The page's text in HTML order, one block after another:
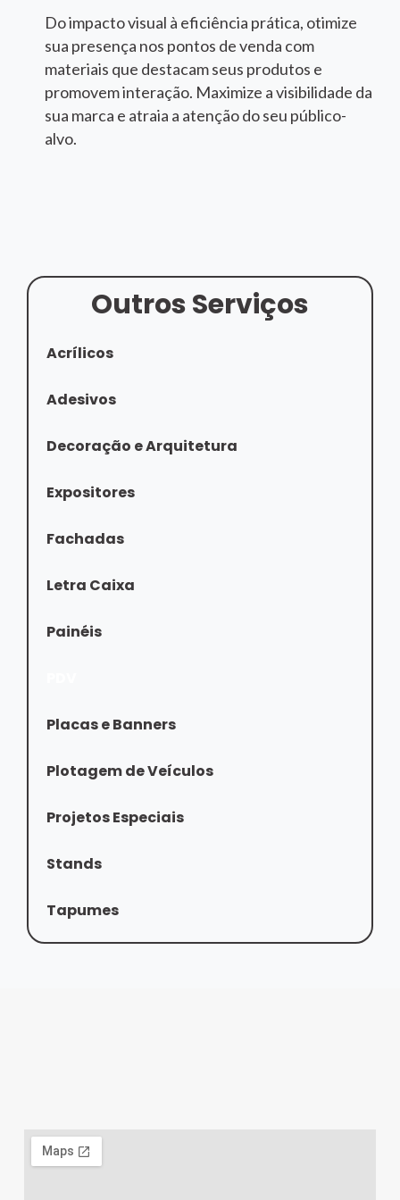
Outros Serviços
Acrílicos
Adesivos
Decoração e Arquitetura
Expositores
Fachadas
Letra Caixa
Painéis
Placas e Banners
Plotagem de Veículos
Projetos Especiais
Stands
Tapumes
Do impacto visual à eficiência prática, otimize
sua presença nos pontos de venda com
materiais que destacam seus produtos e
promovem interação. Maximize a visibilidade da
sua marca e atraia a atenção do seu público-
alvo.